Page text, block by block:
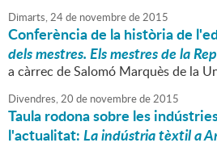
Dimarts,24de novembrede2015
Conferència de la història de
dels mestres. Els mestres de la
a càrrec de Salomó Marquès de la
Divendres,20 de novembrede2015
Taula rodona sobre les
l'actualitat:La indústria tèxtil a